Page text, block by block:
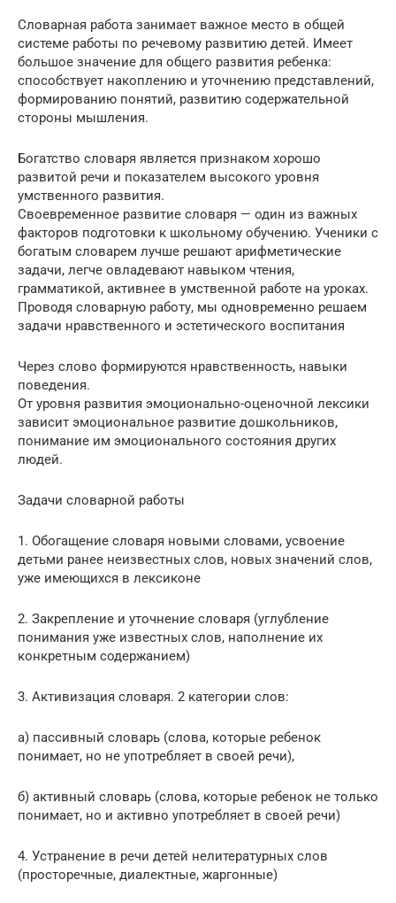
Словарная работа занимает важное место в общей
системе работы по речевому развитию детей. Имеет
большое значение для общего развития ребенка:
способствует накоплению и уточнению представлений,
формированию понятий, развитию содержательной
стороны мышления.
Богатство словаря является признаком хорошо
развитой речи и показателем высокого уровня
умственного развития.
Своевременное развитие словаря — один из важных
факторов подготовки к школьному обучению. Ученики с
богатым словарем лучше решают арифметические
задачи, легче овладевают навыком чтения,
грамматикой, активнее в умственной работе на уроках.
Проводя словарную работу, мы одновременно решаем
задачи нравственного и эстетического воспитания
Через слово формируются нравственность, навыки
поведения.
От уровня развития эмоционально-оценочной лексики
зависит эмоциональное развитие дошкольников,
понимание им эмоционального состояния других
людей.
Задачи словарной работы
1. Обогащение словаря новыми словами, усвоение
детьми ранее неизвестных слов, новых значений слов,
уже имеющихся в лексиконе
2. Закрепление и уточнение словаря (углубление
понимания уже известных слов, наполнение их
конкретным содержанием)
3. Активизация словаря. 2 категории слов:
а) пассивный словарь (слова, которые ребенок
понимает, но не употребляет в своей речи),
б) активный словарь (слова, которые ребенок не только
понимает, но и активно употребляет в своей речи)
4. Устранение в речи детей нелитературных слов
(просторечные, диалектные, жаргонные)